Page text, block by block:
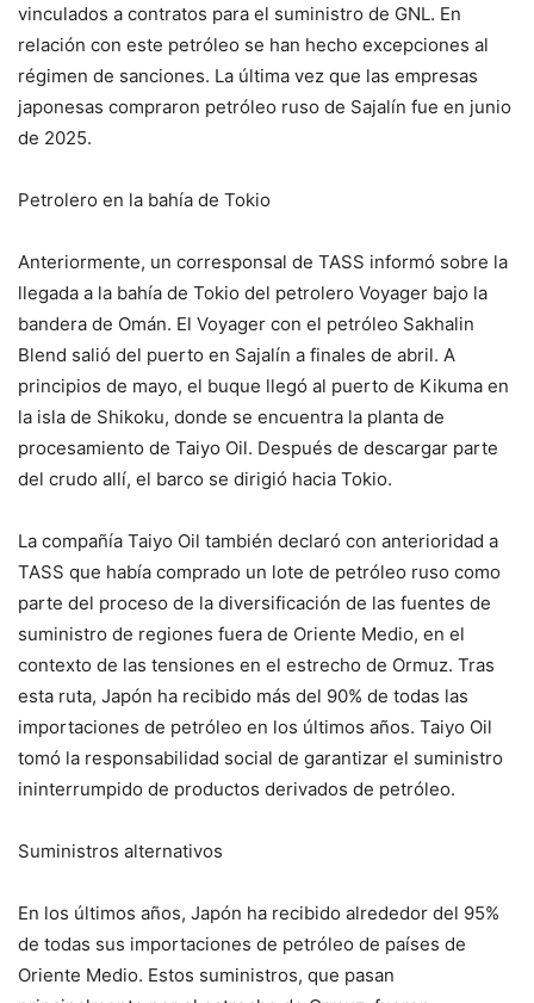
vinculados a contratos para el suministro de GNL. En
relación con este petróleo se han hecho excepciones al
régimen de sanciones. La última vez que las empresas
japonesas compraron petróleo ruso de Sajalín fue en junio
de 2025.
Petrolero en la bahía de Tokio
Anteriormente, un corresponsal de TASS informó sobre la
llegada a la bahía de Tokio del petrolero Voyager bajo la
bandera de Omán. El Voyager con el petróleo Sakhalin
Blend salió del puerto en Sajalín a finales de abril. A
principios de mayo, el buque llegó al puerto de Kikuma en
la isla de Shikoku, donde se encuentra la planta de
procesamiento de Taiyo Oil. Después de descargar parte
del crudo allí, el barco se dirigió hacia Tokio.
La compañía Taiyo Oil también declaró con anterioridad a
TASS que había comprado un lote de petróleo ruso como
parte del proceso de la diversificación de las fuentes de
suministro de regiones fuera de Oriente Medio, en el
contexto de las tensiones en el estrecho de Ormuz. Tras
esta ruta, Japón ha recibido más del 90% de todas las
importaciones de petróleo en los últimos años. Taiyo Oil
tomó la responsabilidad social de garantizar el suministro
ininterrumpido de productos derivados de petróleo.
Suministros alternativos
En los últimos años, Japón ha recibido alrededor del 95%
de todas sus importaciones de petróleo de países de
Oriente Medio. Estos suministros, que pasan